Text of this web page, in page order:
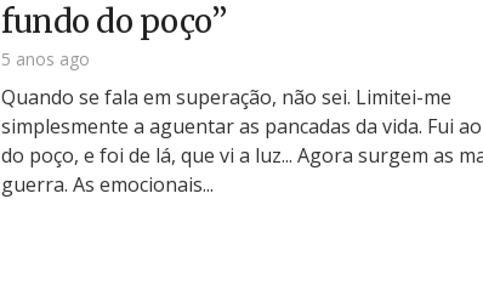
fundo do poço”
5 anos ago
Quando se fala em superação, não sei. Limitei-me
simplesmente a aguentar as pancadas da vida. Fui
do poço, e foi de lá, que vi a luz... Agora surgem as
guerra. As emocionais...